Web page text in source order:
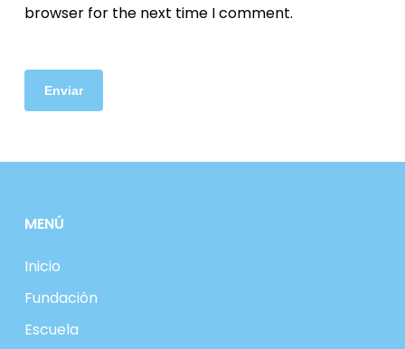
browser for the next time I comment.
MENÚ
Inicio
Fundación
Escuela